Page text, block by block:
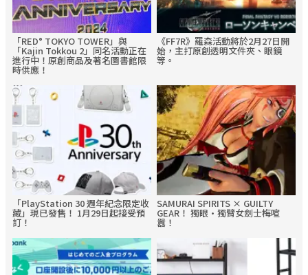
「RED° TOKYO TOWER」與
「Kajin Tokkou 2」同名活動正在
進行中！原創商品及著名圖書館限
時供應！
《FF7R》羅森活動將於2月27日開
始，主打原創透明文件夾、眼鏡
等。
「PlayStation 30 週年紀念限定收
藏」現已發售！ 1月29日起接受預
訂！
SAMURAI SPIRITS × GUILTY
GEAR！ 獨眼·獨臂女劍士梅喧
囂！